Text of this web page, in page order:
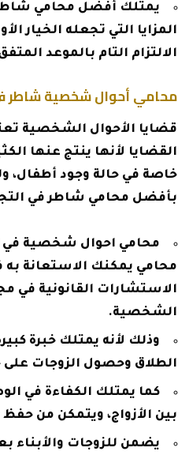
يمتلك أفضل محامي شاطر
المزايا التي تجعله الخيار
الالتزام التام بالموعد
محامي أحوال شخصية شاطر
قضايا الأحوال الشخصية
القضايا لأنها ينتج عنها
خاصة في حالة وجود أطفال،
بأفضل محامي شاطر في
محامي احوال شخصية في
محامي يمكنك الاستعانة
الاستشارات القانونية في
الشخصية.
وذلك لأنه يمتلك خبرة
الطلاق وحصول الزوجات
كما يمتلك الكفاءة في
بين الأزواج، ويتمكن من
يضمن للزوجات والأبناء